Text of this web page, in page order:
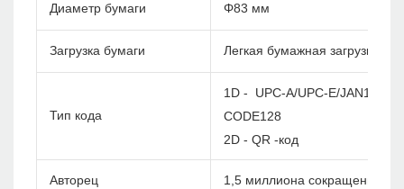
Диаметр бумаги Φ83 мм
Загрузка бумаги Легкая бумажная загрузка
Тип кода
1D - UPC-A/UPC-E/
CODE128
2D - QR -код
Авторец 1,5 миллиона сокращений